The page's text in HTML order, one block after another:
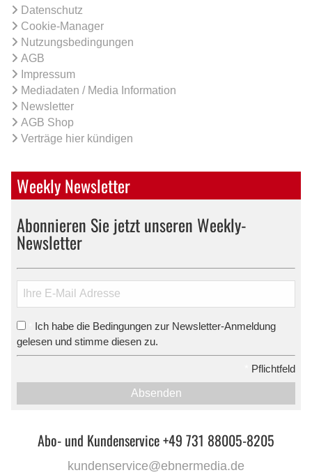
Datenschutz
Cookie-Manager
Nutzungsbedingungen
AGB
Impressum
Mediadaten / Media Information
Newsletter
AGB Shop
Verträge hier kündigen
Weekly Newsletter
Abonnieren Sie jetzt unseren Weekly-
Newsletter
Ich habe die Bedingungen zur Newsletter-Anmeldung
gelesen und stimme diesen zu.
Pflichtfeld
Absenden
Abo- und Kundenservice +49 731 88005-8205
kundenservice@ebnermedia.de